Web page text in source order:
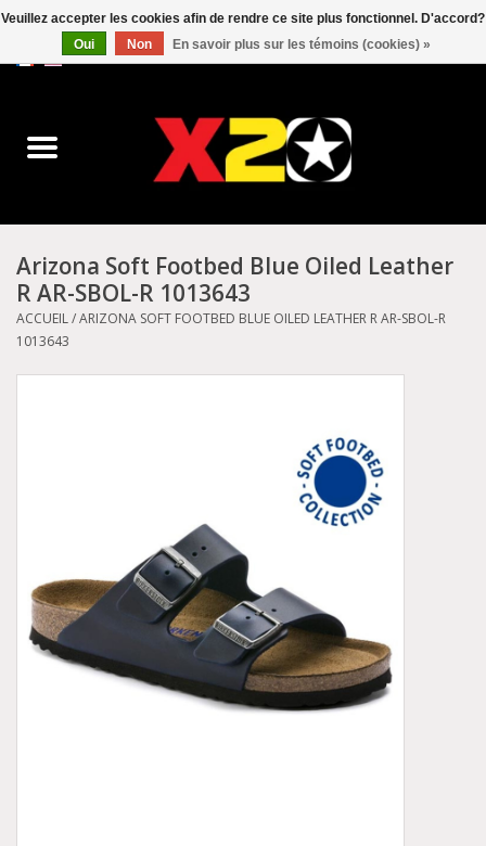
0 Articles - C$0.00
Converse
Kickers
Birkenstock
MoEa
Autres marques
Arizona Soft Footbed Blue Oiled Leather
R AR-SBOL-R 1013643
ACCUEIL/ARIZONA SOFT FOOTBED BLUE OILED LEATHER R AR-SBOL-R
1013643
Veuillez accepter les cookies afin de rendre ce site plus fonctionnel. D'accord?
Oui
Non En savoir plus sur les témoins (cookies) »